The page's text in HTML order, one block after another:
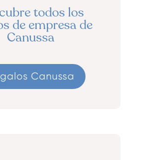
todos los
de empresa de
Canussa
Canussa